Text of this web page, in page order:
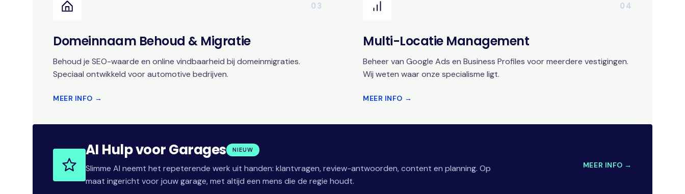
03
Domeinnaam Behoud & Migratie
Behoud je SEO-waarde en online vindbaarheid bij domeinmigraties.
Speciaal ontwikkeld voor automotive bedrijven.
MEER INFO →
04
Multi-Locatie Management
Beheer van Google Ads en Business Profiles voor meerdere vestigingen.
Wij weten waar onze specialisme ligt.
MEER INFO →
AI Hulp voor Garages NIEUW
Slimme AI neemt het repeterende werk uit handen: klantvragen, review-antwoorden, content en planning. Op
maat ingericht voor jouw garage, met altijd een mens die de regie houdt.
MEER INFO →